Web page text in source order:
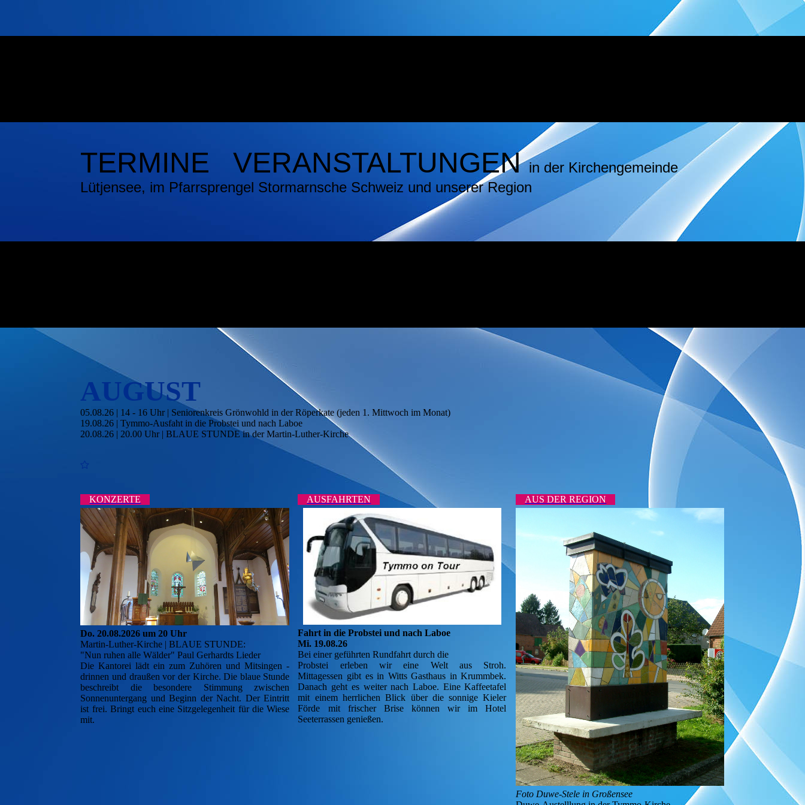
TERMINE VERANSTALTUNGENin der Kirchengemeinde
Lütjensee, im Pfarrsprengel Stormarnsche Schweiz und unserer Region
AUGUST
05.08.26 | 14 - 16 Uhr | Seniorenkreis Grönwohld in der Röperkate (jeden 1. Mittwoch im Monat)
19.08.26 | Tymmo-Ausfaht in die Probstei und nach Laboe
20.08.26 | 20.00 Uhr | BLAUE STUNDE in der Martin-Luther-Kirche
KONZERTE
Do. 20.08.2026 um 20 Uhr
Martin-Luther-Kirche | BLAUE STUNDE:
"Nun ruhen alle Wälder" Paul Gerhardts Lieder
Die Kantorei lädt ein zum Zuhören und Mitsingen -
drinnen und draußen vor der Kirche. Die blaue Stunde
beschreibt die besondere Stimmung zwischen
Sonnenuntergang und Beginn der Nacht. Der Eintritt
ist frei. Bringt euch eine Sitzgelegenheit für die Wiese
mit.
AUSFAHRTEN
Fahrt in die Probstei und nach Laboe
Mi. 19.08.26
Bei einer geführten Rundfahrt durch die
Probstei erleben wir eine Welt aus Stroh.
Mittagessen gibt es in Witts Gasthaus in Krummbek.
Danach geht es weiter nach Laboe. Eine Kaffeetafel
mit einem herrlichen Blick über die sonnige Kieler
Förde mit frischer Brise können wir im Hotel
Seeterrassen genießen.
AUS DER REGION
Foto Duwe-Stele in Großensee